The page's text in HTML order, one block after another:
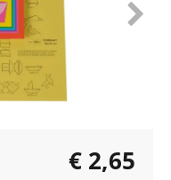
€ 2,65